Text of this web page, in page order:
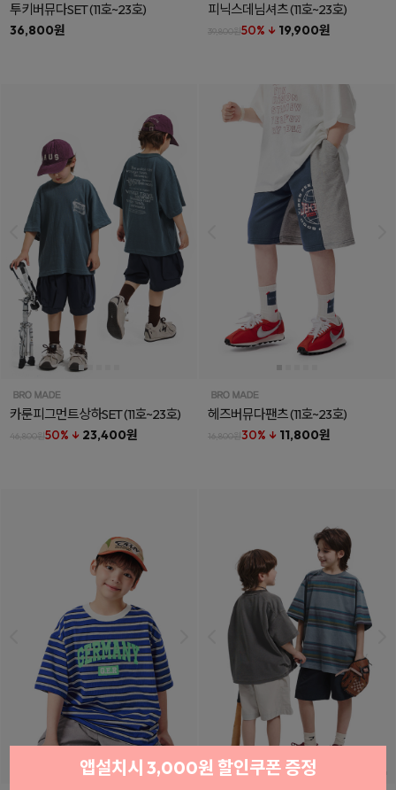
투키버뮤다SET(11호~23호)
36,800원
피닉스데님셔츠(11호~23호)
39,800원50% ↓ 19,900원
카룬피그먼트상하SET(11호~23호)
46,800원50% ↓ 23,400원
헤즈버뮤다팬츠(11호~23호)
16,800원30% ↓ 11,800원
앱설치시 3,000원 할인쿠폰 증정